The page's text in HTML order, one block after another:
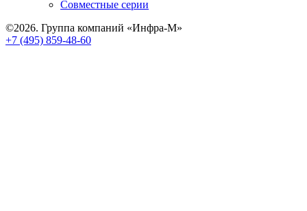
Совместные серии
©2026. Группа компаний «Инфра-М»
+7 (495) 859-48-60